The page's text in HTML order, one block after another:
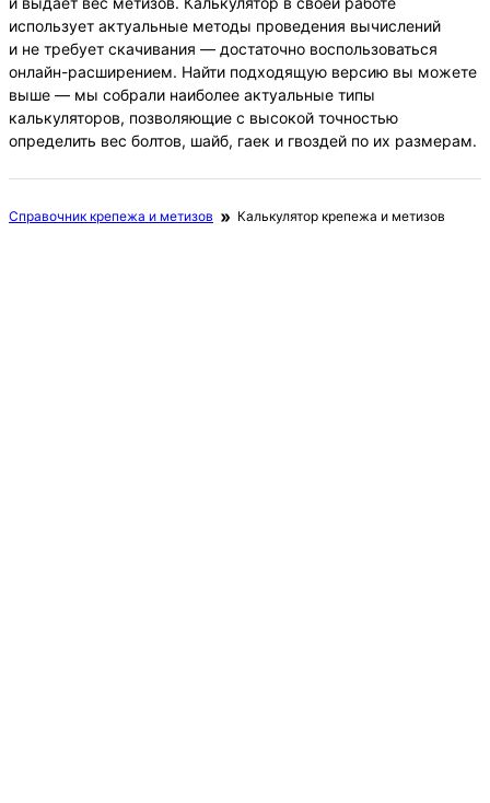
использует актуальные методы проведения вычислений
и не требует скачивания — достаточно воспользоваться
онлайн-расширением. Найти подходящую версию вы можете
выше — мы собрали наиболее актуальные типы
калькуляторов, позволяющие с высокой точностью
определить вес болтов, шайб, гаек и гвоздей по их размерам.
Справочник крепежа и метизов Калькулятор крепежа и метизов